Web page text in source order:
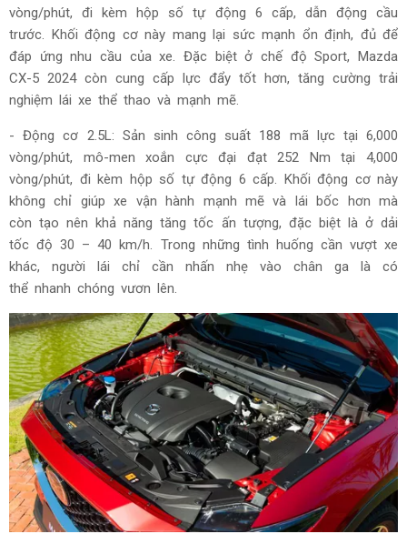
vòng/phút, đi kèm hộp số tự động 6 cấp, dẫn động cầu
trước. Khối động cơ này mang lại sức mạnh ổn định, đủ để
đáp ứng nhu cầu của xe. Đặc biệt ở chế độ Sport, Mazda
CX-5 2024 còn cung cấp lực đẩy tốt hơn, tăng cường trải
nghiệm lái xe thể thao và mạnh mẽ.
- Động cơ 2.5L: Sản sinh công suất 188 mã lực tại 6,000
vòng/phút, mô-men xoắn cực đại đạt 252 Nm tại 4,000
vòng/phút, đi kèm hộp số tự động 6 cấp. Khối động cơ này
không chỉ giúp xe vận hành mạnh mẽ và lái bốc hơn mà
còn tạo nên khả năng tăng tốc ấn tượng, đặc biệt là ở dải
tốc độ 30 – 40 km/h. Trong những tình huống cần vượt xe
khác, người lái chỉ cần nhấn nhẹ vào chân ga là có
thể nhanh chóng vươn lên.